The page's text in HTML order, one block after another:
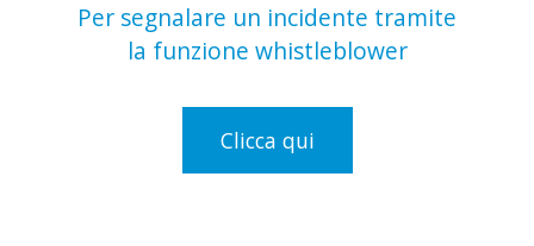
Per segnalare un incidente tramite
la funzione whistleblower
Clicca qui